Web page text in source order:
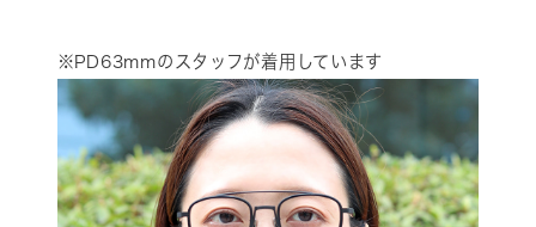
※PD63mmのスタッフが着用しています